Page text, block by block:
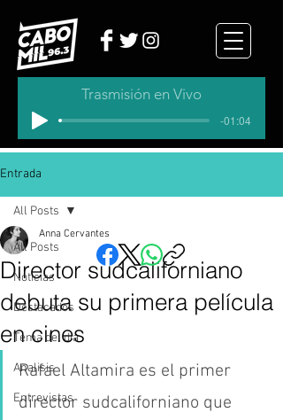
Trasmisión en Vivo
-01:04
Entrada
All Posts
Noticias
Destacados
Tema del dia
Analisis
Entrevistas
All Posts
Director sudcaliforniano
debuta su primera película
en cines
Anna Cervantes
Rafael Altamira es el primer
director sudcaliforniano que